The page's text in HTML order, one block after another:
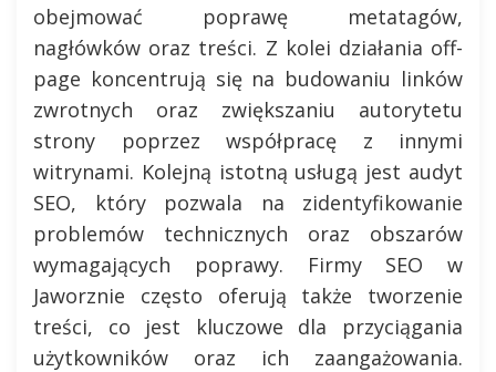
obejmować poprawę metatagów,
nagłówków oraz treści. Z kolei działania off-
page koncentrują się na budowaniu linków
zwrotnych oraz zwiększaniu autorytetu
strony poprzez współpracę z innymi
witrynami. Kolejną istotną usługą jest audyt
SEO, który pozwala na zidentyfikowanie
problemów technicznych oraz obszarów
wymagających poprawy. Firmy SEO w
Jaworznie często oferują także tworzenie
treści, co jest kluczowe dla przyciągania
użytkowników oraz ich zaangażowania.